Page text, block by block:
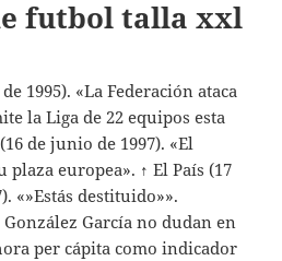
futbol talla xxl
1995). «La Federación ataca
la Liga de 22 equipos esta
de junio de 1997). «El
europea». ↑ El País (17
«»Estás destituido»».
García no dudan en
per cápita como indicador